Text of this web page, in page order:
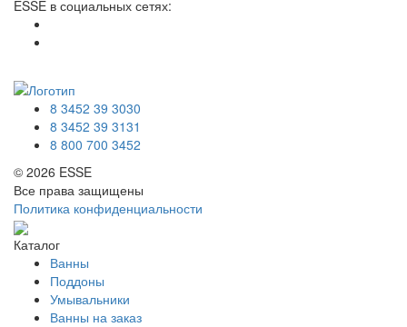
ESSE в социальных сетях:
8 3452 39 3030
8 3452 39 3131
8 800 700 3452
© 2026 ESSE
Все права защищены
Политика конфиденциальности
Каталог
Ванны
Поддоны
Умывальники
Ванны на заказ